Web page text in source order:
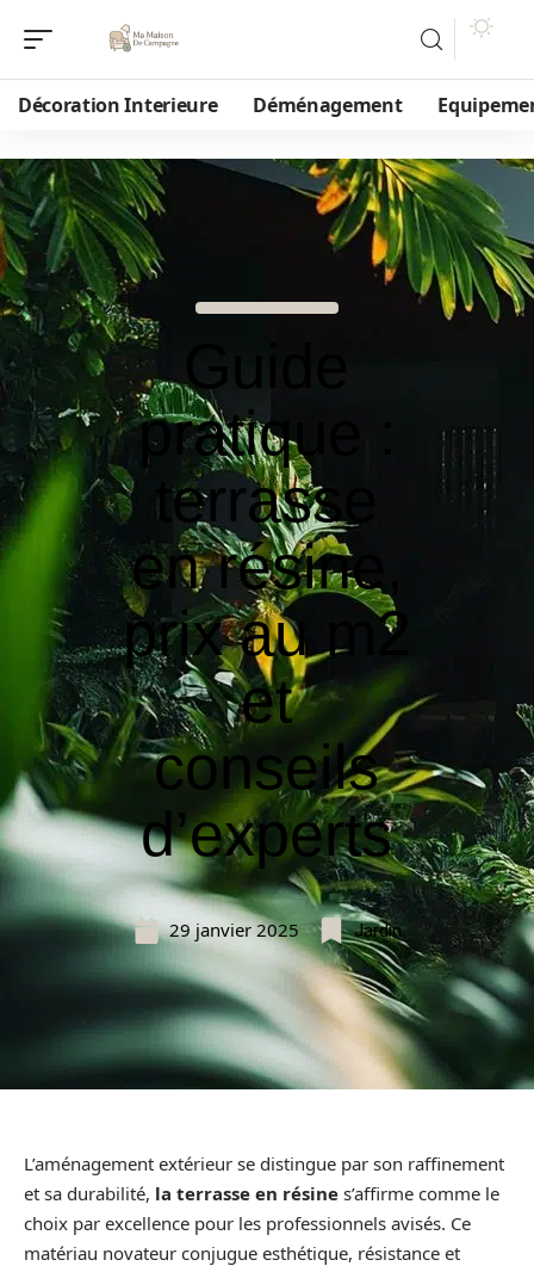
Décoration Interieure Déménagement
Guide
pratique :
terrasse
en résine,
prix au m2
et
conseils
d’experts
29 janvier 2025 Jardin
L’aménagement extérieur se distingue par son raffinement
et sa durabilité, la terrasse en résine s’affirme comme le
choix par excellence pour les professionnels avisés. Ce
matériau novateur conjugue esthétique, résistance et